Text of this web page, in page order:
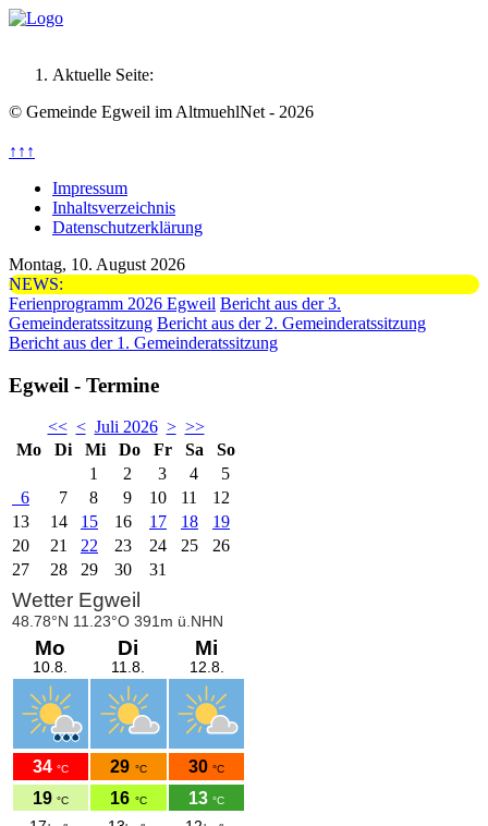
Aktuelle Seite:
© Gemeinde Egweil im AltmuehlNet - 2026
↑↑↑
Impressum
Inhaltsverzeichnis
Datenschutzerklärung
Montag, 10. August 2026
NEWS:
Ferienprogramm 2026 Egweil Bericht aus der 3.
Gemeinderatssitzung Bericht aus der 2. Gemeinderatssitzung
Bericht aus der 1. Gemeinderatssitzung
Egweil - Termine
<< < Juli 2026 > >>
Mo
Di Mi Do Fr Sa
So
1
2 3 4
5
6
7 8 9 10 11
12
13
14 15 16 17 18
19
20
21 22 23 24 25
26
27
28 29 30 31